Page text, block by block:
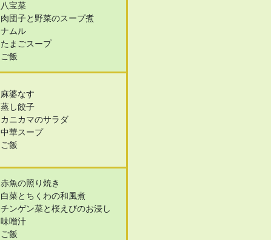
八宝菜
肉団子と野菜のスープ煮
ナムル
たまごスープ
ご飯
麻婆なす
蒸し餃子
カニカマのサラダ
中華スープ
ご飯
赤魚の照り焼き
白菜とちくわの和風煮
チンゲン菜と桜えびのお浸し
味噌汁
ご飯